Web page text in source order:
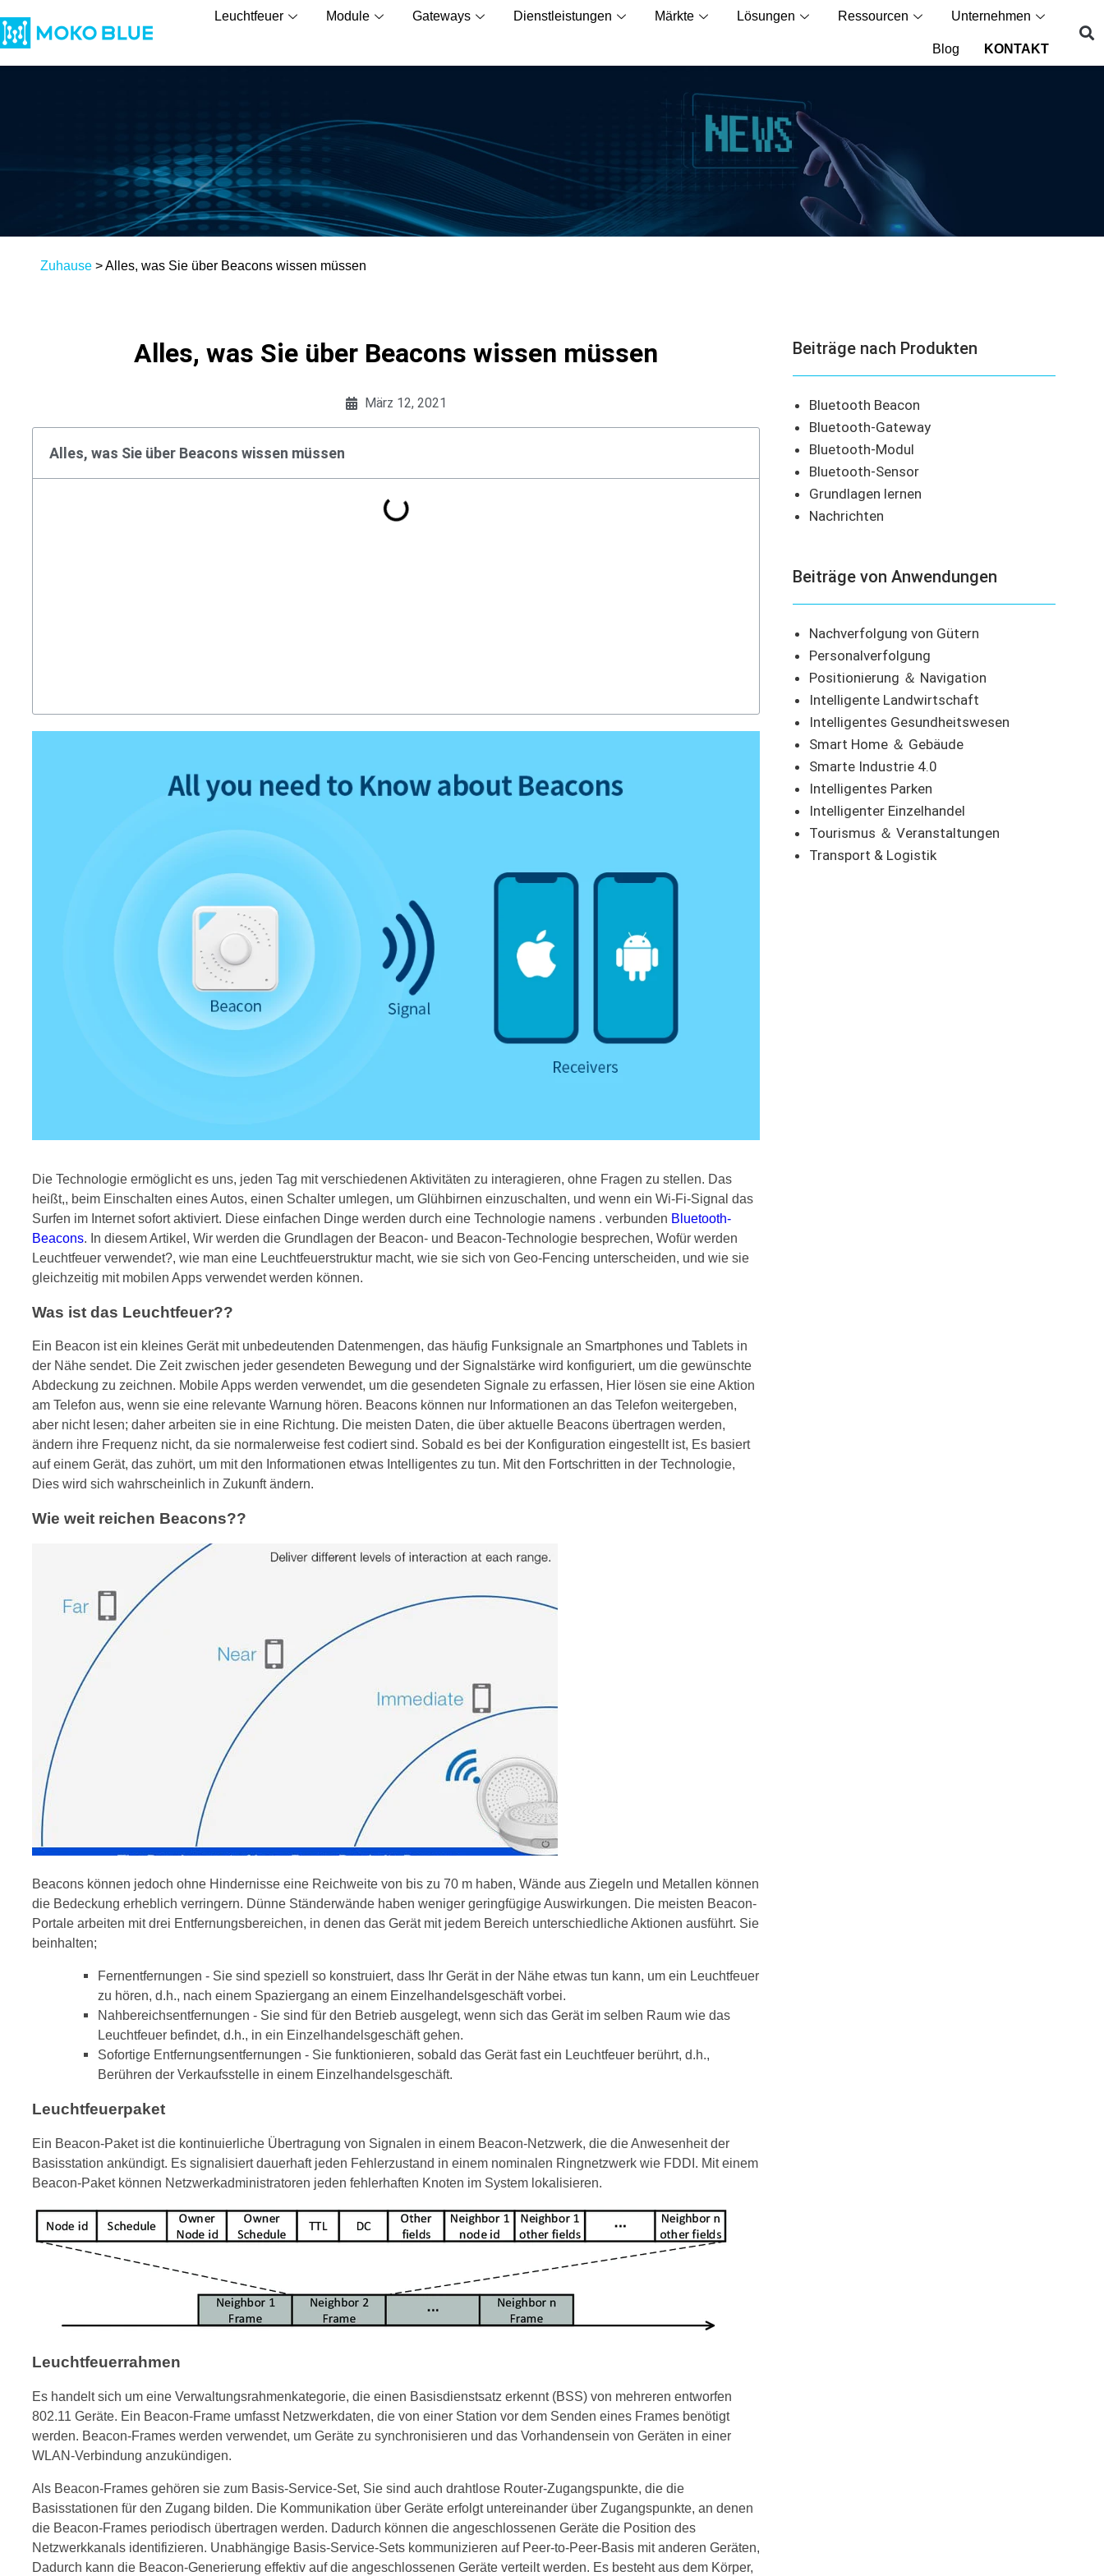
Leuchtfeuer Module Gateways Dienstleistungen Märkte Lösungen Ressourcen Unternehmen
Blog KONTAKT
Zuhause >Alles, was Sie über Beacons wissen müssen
Alles, was Sie über Beacons wissen müssen
März 12, 2021
Alles, was Sie über Beacons wissen müssen
Die Technologie ermöglicht es uns, jeden Tag mit verschiedenen Aktivitäten zu interagieren, ohne Fragen zu stellen. Das
heißt,, beim Einschalten eines Autos, einen Schalter umlegen, um Glühbirnen einzuschalten, und wenn ein Wi-Fi-Signal das
Surfen im Internet sofort aktiviert. Diese einfachen Dinge werden durch eine Technologie namens . verbunden Bluetooth-
Beacons. In diesem Artikel, Wir werden die Grundlagen der Beacon- und Beacon-Technologie besprechen, Wofür werden
Leuchtfeuer verwendet?, wie man eine Leuchtfeuerstruktur macht, wie sie sich von Geo-Fencing unterscheiden, und wie sie
gleichzeitig mit mobilen Apps verwendet werden können.
Was ist das Leuchtfeuer??
Ein Beacon ist ein kleines Gerät mit unbedeutenden Datenmengen, das häufig Funksignale an Smartphones und Tablets in
der Nähe sendet. Die Zeit zwischen jeder gesendeten Bewegung und der Signalstärke wird konfiguriert, um die gewünschte
Abdeckung zu zeichnen. Mobile Apps werden verwendet, um die gesendeten Signale zu erfassen, Hier lösen sie eine Aktion
am Telefon aus, wenn sie eine relevante Warnung hören. Beacons können nur Informationen an das Telefon weitergeben,
aber nicht lesen; daher arbeiten sie in eine Richtung. Die meisten Daten, die über aktuelle Beacons übertragen werden,
ändern ihre Frequenz nicht, da sie normalerweise fest codiert sind. Sobald es bei der Konfiguration eingestellt ist, Es basiert
auf einem Gerät, das zuhört, um mit den Informationen etwas Intelligentes zu tun. Mit den Fortschritten in der Technologie,
Dies wird sich wahrscheinlich in Zukunft ändern.
Wie weit reichen Beacons??
Beacons können jedoch ohne Hindernisse eine Reichweite von bis zu 70 m haben, Wände aus Ziegeln und Metallen können
die Bedeckung erheblich verringern. Dünne Ständerwände haben weniger geringfügige Auswirkungen. Die meisten Beacon-
Portale arbeiten mit drei Entfernungsbereichen, in denen das Gerät mit jedem Bereich unterschiedliche Aktionen ausführt. Sie
beinhalten;
Fernentfernungen - Sie sind speziell so konstruiert, dass Ihr Gerät in der Nähe etwas tun kann, um ein Leuchtfeuer
zu hören, d.h., nach einem Spaziergang an einem Einzelhandelsgeschäft vorbei.
Nahbereichsentfernungen - Sie sind für den Betrieb ausgelegt, wenn sich das Gerät im selben Raum wie das
Leuchtfeuer befindet, d.h., in ein Einzelhandelsgeschäft gehen.
Sofortige Entfernungsentfernungen - Sie funktionieren, sobald das Gerät fast ein Leuchtfeuer berührt, d.h.,
Berühren der Verkaufsstelle in einem Einzelhandelsgeschäft.
Leuchtfeuerpaket
Ein Beacon-Paket ist die kontinuierliche Übertragung von Signalen in einem Beacon-Netzwerk, die die Anwesenheit der
Basisstation ankündigt. Es signalisiert dauerhaft jeden Fehlerzustand in einem nominalen Ringnetzwerk wie FDDI. Mit einem
Beacon-Paket können Netzwerkadministratoren jeden fehlerhaften Knoten im System lokalisieren.
Leuchtfeuerrahmen
Es handelt sich um eine Verwaltungsrahmenkategorie, die einen Basisdienstsatz erkennt (BSS) von mehreren entworfen
802.11 Geräte. Ein Beacon-Frame umfasst Netzwerkdaten, die von einer Station vor dem Senden eines Frames benötigt
werden. Beacon-Frames werden verwendet, um Geräte zu synchronisieren und das Vorhandensein von Geräten in einer
WLAN-Verbindung anzukündigen.
Als Beacon-Frames gehören sie zum Basis-Service-Set, Sie sind auch drahtlose Router-Zugangspunkte, die die
Basisstationen für den Zugang bilden. Die Kommunikation über Geräte erfolgt untereinander über Zugangspunkte, an denen
die Beacon-Frames periodisch übertragen werden. Dadurch können die angeschlossenen Geräte die Position des
Netzwerkkanals identifizieren. Unabhängige Basis-Service-Sets kommunizieren auf Peer-to-Peer-Basis mit anderen Geräten,
Dadurch kann die Beacon-Generierung effektiv auf die angeschlossenen Geräte verteilt werden. Es besteht aus dem Körper,
Beiträge nach Produkten
Bluetooth Beacon
Bluetooth-Gateway
Bluetooth-Modul
Bluetooth-Sensor
Grundlagen lernen
Nachrichten
Beiträge von Anwendungen
Nachverfolgung von Gütern
Personalverfolgung
Positionierung ＆ Navigation
Intelligente Landwirtschaft
Intelligentes Gesundheitswesen
Smart Home ＆ Gebäude
Smarte Industrie 4.0
Intelligentes Parken
Intelligenter Einzelhandel
Tourismus ＆ Veranstaltungen
Transport & Logistik